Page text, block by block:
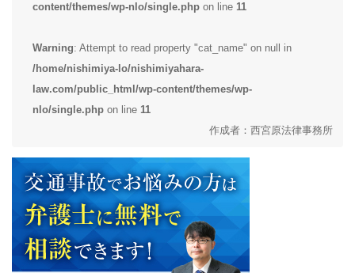
content/themes/wp-nlo/single.php on line 11
Warning: Attempt to read property "cat_name" on null in
/home/nishimiya-lo/nishimiyahara-
law.com/public_html/wp-content/themes/wp-
nlo/single.php on line 11
作成者：西宮原法律事務所